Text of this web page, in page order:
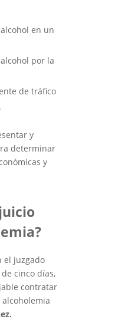
en un
por la
de tráfico
y
determinar
y
el juzgado
cinco días,
contratar